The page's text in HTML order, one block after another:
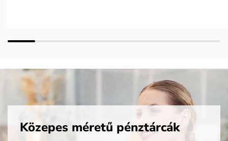
Közepes méretű pénztárcák